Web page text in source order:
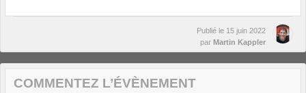
Publié le 15 juin 2022
par Martin Kappler
COMMENTEZ L’ÉVÈNEMENT